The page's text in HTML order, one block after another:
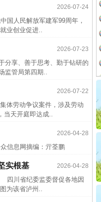
2026-07-24
人民解放军建军99周年，
业创业促进..
2026-07-23
享、善于思考、勤于钻研的
监管局第四期..
2026-07-22
体劳动争议案件，涉及劳动
当天开庭即达成..
2026-04-28
信息网摘编：亓荃鹏
2026-04-28
实根基
四川省纪委监委督促各地因
为该省泸州..